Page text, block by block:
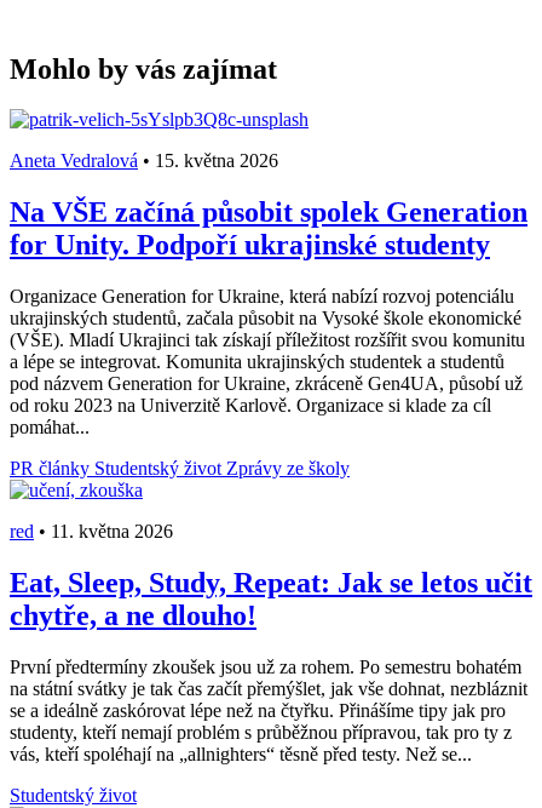
Mohlo by vás zajímat
Aneta Vedralová • 15. května 2026
Na VŠE začíná působit spolek Generation
for Unity. Podpoří ukrajinské studenty
Organizace Generation for Ukraine, která nabízí rozvoj potenciálu
ukrajinských studentů, začala působit na Vysoké škole ekonomické
(VŠE). Mladí Ukrajinci tak získají příležitost rozšířit svou komunitu
a lépe se integrovat. Komunita ukrajinských studentek a studentů
pod názvem Generation for Ukraine, zkráceně Gen4UA, působí už
od roku 2023 na Univerzitě Karlově. Organizace si klade za cíl
pomáhat...
PR články Studentský život Zprávy ze školy
red • 11. května 2026
Eat, Sleep, Study, Repeat: Jak se letos učit
chytře, a ne dlouho!
První předtermíny zkoušek jsou už za rohem. Po semestru bohatém
na státní svátky je tak čas začít přemýšlet, jak vše dohnat, nezbláznit
se a ideálně zaskórovat lépe než na čtyřku. Přinášíme tipy jak pro
studenty, kteří nemají problém s průběžnou přípravou, tak pro ty z
vás, kteří spoléhají na „allnighters“ těsně před testy. Než se...
Studentský život